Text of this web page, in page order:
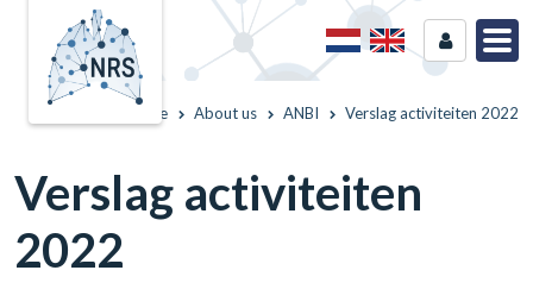
Home About us ANBI Verslag activiteiten 2022
Verslag activiteiten
2022